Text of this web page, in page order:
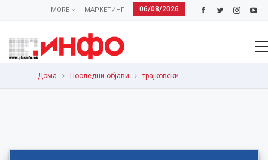
06/08/2026
МАРКЕТИНГ
MORE
Дома Последни објави трајковски